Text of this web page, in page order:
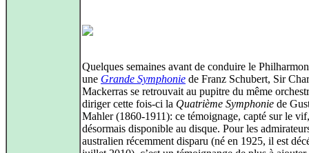
Quelques semaines avant de conduire le
une Grande Symphonie de Franz Schubert, Sir
Mackerras se retrouvait au pupitre du même
diriger cette fois-ci la Quatrième Symphonie de
Mahler (1860-1911): ce témoignage, capté sur le
désormais disponible au disque. Pour les
australien récemment disparu (né en 1925, il est